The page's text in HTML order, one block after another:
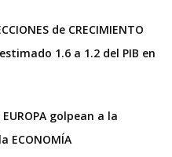
de CRECIMIENTO
1.6 a 1.2 del PIB en
EUROPA golpean a la
ECONOMÍA